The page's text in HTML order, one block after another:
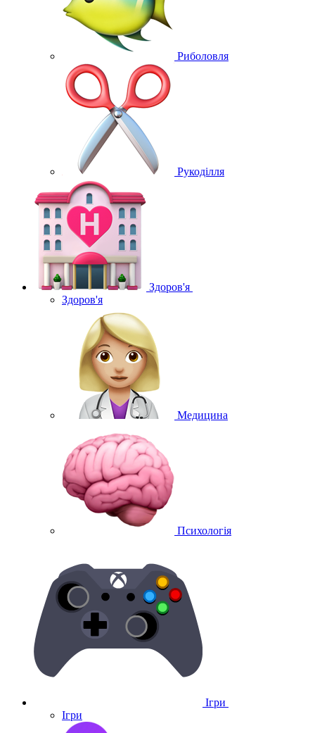
Риболовля
Рукоділля
Здоров'я
Здоров'я
Медицина
Психологія
Ігри
Ігри